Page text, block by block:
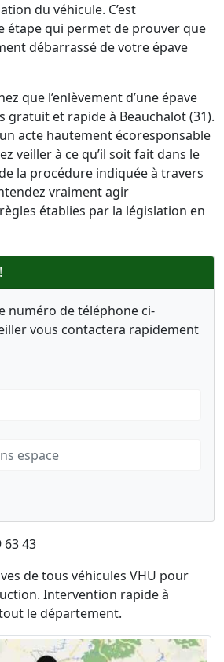
du véhicule. C’est
étape qui permet de prouver que
débarrassé de votre épave
que l’enlèvement d’une épave
gratuit et rapide à Beauchalot (31).
acte hautement écoresponsable
veiller à ce qu’il soit fait dans le
la procédure indiquée à travers
vraiment agir
établies par la législation en
numéro de téléphone ci-
vous contactera rapidement
63 43
de tous véhicules VHU pour
Intervention rapide à
le département.